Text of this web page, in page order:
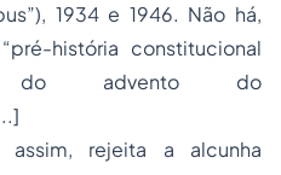
1934 e 1946. Não há,
história constitucional
do advento do
assim, rejeita a alcunha